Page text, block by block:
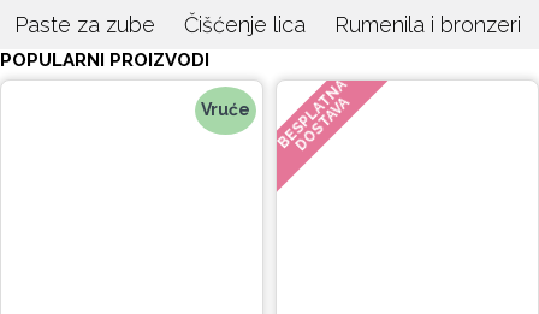
Paste za zube Čišćenje lica Rumenila i bronzeri
POPULARNI PROIZVODI
Vruće BESPLATNA
DOSTAVA